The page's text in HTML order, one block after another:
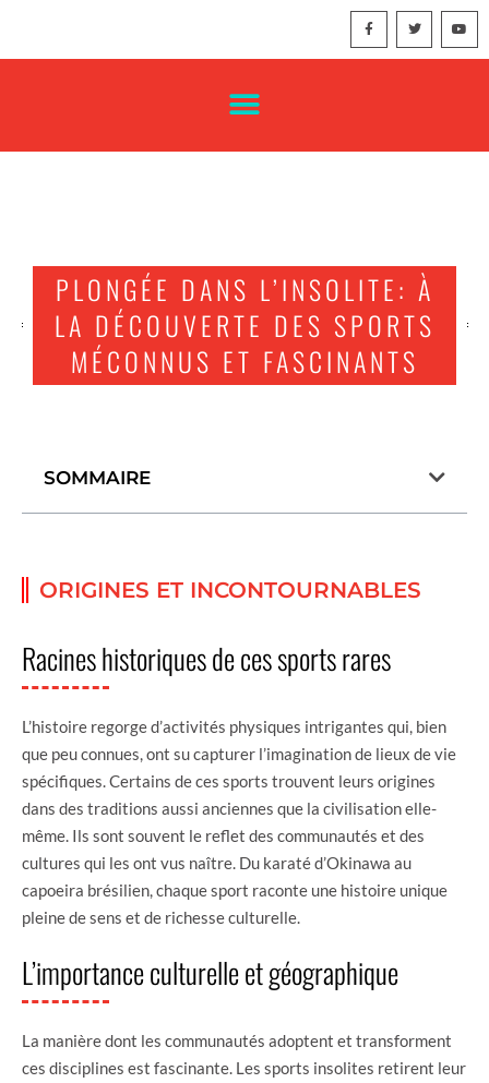
PLONGÉE DANS L’INSOLITE: À
LA DÉCOUVERTE DES SPORTS
MÉCONNUS ET FASCINANTS
SOMMAIRE
ORIGINES ET INCONTOURNABLES
Racines historiques de ces sports rares
L’histoire regorge d’activités physiques intrigantes qui, bien
que peu connues, ont su capturer l’imagination de lieux de vie
spécifiques. Certains de ces sports trouvent leurs origines
dans des traditions aussi anciennes que la civilisation elle-
même. Ils sont souvent le reflet des communautés et des
cultures qui les ont vus naître. Du karaté d’Okinawa au
capoeira brésilien, chaque sport raconte une histoire unique
pleine de sens et de richesse culturelle.
L’importance culturelle et géographique
La manière dont les communautés adoptent et transforment
ces disciplines est fascinante. Les sports insolites retirent leur